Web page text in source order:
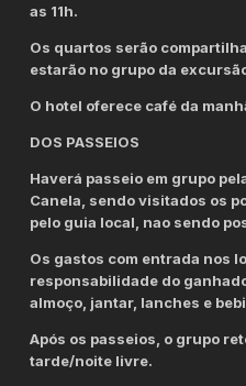
as 11h.
Os quartos serão
estarão no grupo da
O hotel oferece café da
DOS PASSEIOS
Haverá passeio em grupo
Canela, sendo visitados os
pelo guia local, nao sendo
Os gastos com entrada nos
responsabilidade do
almoço, jantar, lanches e
Após os passeios, o grupo
tarde/noite livre.